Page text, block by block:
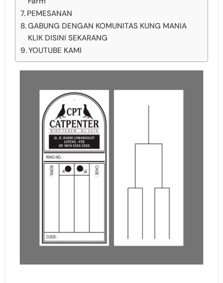
PEMESANAN
GABUNG DENGAN KOMUNITAS KUNG MANIA
KLIK DISINI SEKARANG
YOUTUBE KAMI